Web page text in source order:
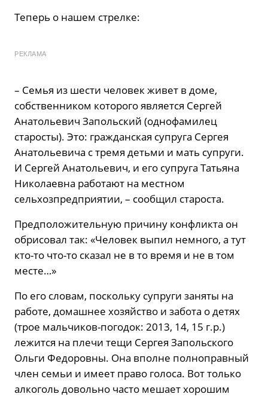
Теперь о нашем стрелке:
РЕКЛАМА
– Семья из шести человек живет в доме,
собственником которого является Сергей
Анатольевич Запольский (однофамилец
старосты). Это: гражданская супруга Сергея
Анатольевича с тремя детьми и мать супруги.
И Сергей Анатольевич, и его супруга Татьяна
Николаевна работают на местном
сельхозпредприятии, – сообщил староста.
Предположительную причину конфликта он
обрисовал так: «Человек выпил немного, а тут
кто-то что-то сказал не в то время и не в том
месте…»
По его словам, поскольку супруги заняты на
работе, домашнее хозяйство и забота о детях
(трое мальчиков-погодок: 2013, 14, 15 г.р.)
лежится на плечи тещи Сергея Запольского
Ольги Федоровны. Она вполне полноправный
член семьи и имеет право голоса. Вот только
алкоголь довольно часто мешает хорошим